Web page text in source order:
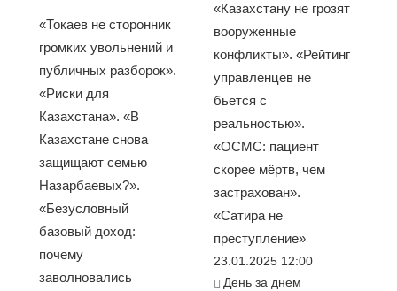
«Токаев не сторонник
громких увольнений и
публичных разборок».
«Риски для
Казахстана». «В
Казахстане снова
защищают семью
Назарбаевых?».
«Безусловный
базовый доход:
почему
заволновались
«Казахстану не грозят
вооруженные
конфликты». «Рейтинг
управленцев не
бьется с
реальностью».
«ОСМС: пациент
скорее мёртв, чем
застрахован».
«Сатира не
преступление»
23.01.2025 12:00
День за днем